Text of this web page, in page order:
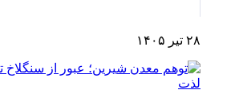
۲۸ تیر ۱۴۰۵